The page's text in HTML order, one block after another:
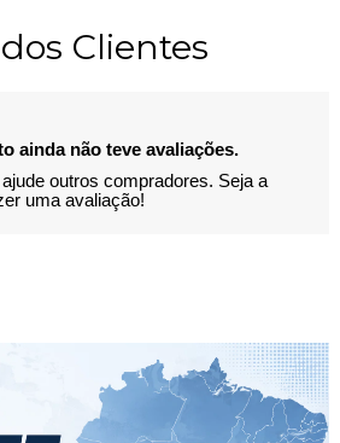
Clientes
ainda não teve avaliações.
outros compradores. Seja a
uma avaliação!